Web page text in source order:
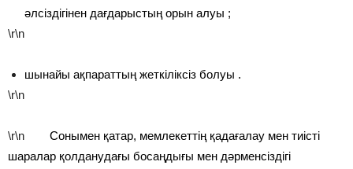
әлсіздігінен дағдарыстың орын алуы ;
\r\n
шынайы ақпараттың жеткіліксіз болуы .
\r\n
\r\n Сонымен қатар, мемлекеттің қадағалау мен тиісті
шаралар қолданудағы босаңдығы мен дәрменсіздігі